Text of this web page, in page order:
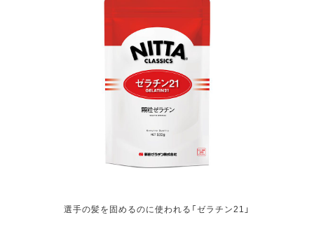
選手の髪を固めるのに使われる「ゼラチン21」